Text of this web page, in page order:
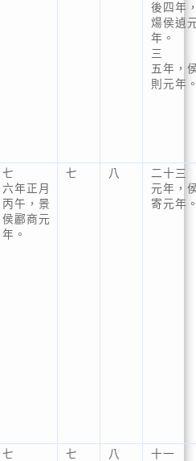
後四年
煬侯遉
年。
三
五年，
則元年
七
六年正月
丙午，景
侯酈商元
年。
七 八
二十三
元年，
寄元年
七
七
八
十一